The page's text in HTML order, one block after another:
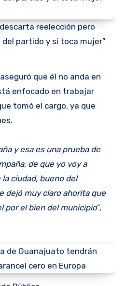
reelección pero
del partido y si toca mujer”
que él no anda en
enfocado en trabajar
tomó el cargo, ya que
y esa es una prueba de
de que yo voy a
ciudad, bueno del
dejó muy claro ahorita que
por el bien del municipio”,